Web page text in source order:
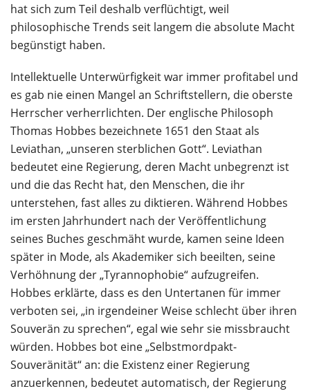
hat sich zum Teil deshalb verflüchtigt, weil
philosophische Trends seit langem die absolute Macht
begünstigt haben.
Intellektuelle Unterwürfigkeit war immer profitabel und
es gab nie einen Mangel an Schriftstellern, die oberste
Herrscher verherrlichten. Der englische Philosoph
Thomas Hobbes bezeichnete 1651 den Staat als
Leviathan, „unseren sterblichen Gott“. Leviathan
bedeutet eine Regierung, deren Macht unbegrenzt ist
und die das Recht hat, den Menschen, die ihr
unterstehen, fast alles zu diktieren. Während Hobbes
im ersten Jahrhundert nach der Veröffentlichung
seines Buches geschmäht wurde, kamen seine Ideen
später in Mode, als Akademiker sich beeilten, seine
Verhöhnung der „Tyrannophobie“ aufzugreifen.
Hobbes erklärte, dass es den Untertanen für immer
verboten sei, „in irgendeiner Weise schlecht über ihren
Souverän zu sprechen“, egal wie sehr sie missbraucht
würden. Hobbes bot eine „Selbstmordpakt-
Souveränität“ an: die Existenz einer Regierung
anzuerkennen, bedeutet automatisch, der Regierung